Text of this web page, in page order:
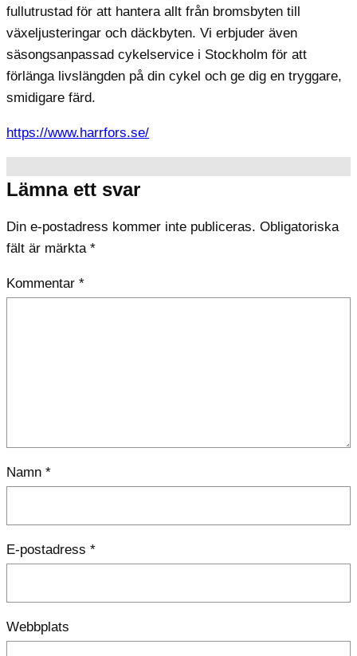
fullutrustad för att hantera allt från bromsbyten till
växeljusteringar och däckbyten. Vi erbjuder även
säsongsanpassad cykelservice i Stockholm för att
förlänga livslängden på din cykel och ge dig en tryggare,
smidigare färd.
https://www.harrfors.se/
Lämna ett svar
Din e-postadress kommer inte publiceras. Obligatoriska
fält är märkta *
Kommentar *
Namn *
E-postadress *
Webbplats